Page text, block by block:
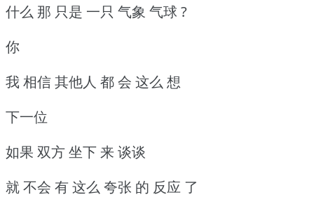
什么 那 只是 一只 气象 气球 ?
你
我 相信 其他人 都 会 这么 想
下一位
如果 双方 坐下 来 谈谈
就 不会 有 这么 夸张 的 反应 了